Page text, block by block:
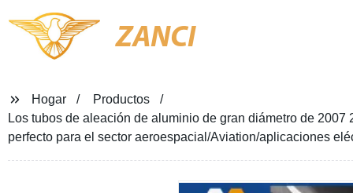
ZANCI
Hogar
Productos
Los tubos de aleación de aluminio de gran diámetro de
perfecto para el sector aeroespacial/Aviation/aplicaciones